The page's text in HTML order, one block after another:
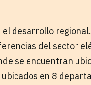
desarrollo
del sector
se encuentran
en 8